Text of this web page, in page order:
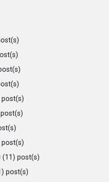
post(s)
post(s)
(11) post(s)
post(s)